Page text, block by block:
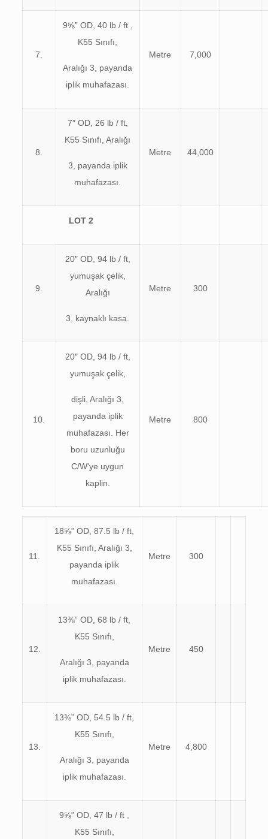
7.
9⅝” OD, 40 lb / ft ,
K55 Sınıfı,
Aralığı 3, payanda
iplik muhafazası.
Metre 7,000
8.
7″ OD, 26 lb / ft,
K55 Sınıfı, Aralığı
3, payanda iplik
muhafazası.
Metre 44,000
LOT 2
9.
20″ OD, 94 lb / ft,
yumuşak çelik,
Aralığı
3, kaynaklı kasa.
Metre 300
10.
20″ OD, 94 lb / ft,
yumuşak çelik,
dişli, Aralığı 3,
payanda iplik
muhafazası. Her
boru uzunluğu
C/W'ye uygun
kaplin.
Metre 800
11.
18⅝” OD, 87.5 lb / ft,
K55 Sınıfı, Aralığı 3,
payanda iplik
muhafazası.
Metre 300
12.
13⅜” OD, 68 lb / ft,
K55 Sınıfı,
Aralığı 3, payanda
iplik muhafazası.
Metre 450
13.
13⅜” OD, 54.5 lb / ft,
K55 Sınıfı,
Aralığı 3, payanda
iplik muhafazası.
Metre 4,800
9⅝” OD, 47 lb / ft ,
K55 Sınıfı,